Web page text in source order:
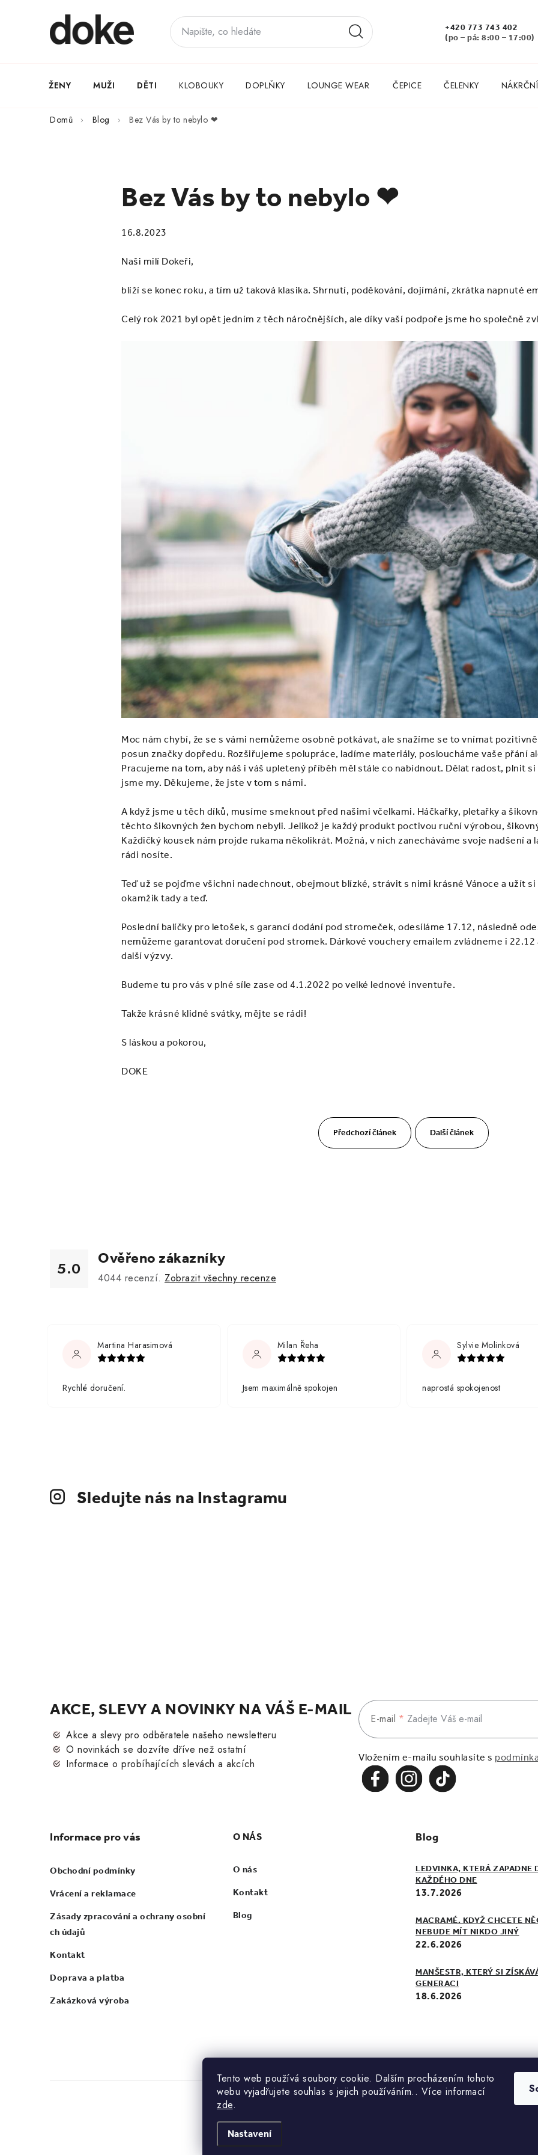
Tento web používá soubory cookie. Dalším procházením tohoto
webu vyjadřujete souhlas s jejich používáním.. Více informací
zde.
Nastavení
+420 773 743 402
(po – pá: 8:00 – 17:00)
ŽENY MUŽI DĚTI KLOBOUKY DOPLŇKY LOUNGE WEAR ČEPICE ČELENKY
Domů Blog Bez Vás by to nebylo ❤
Bez Vás by to nebylo ❤
16.8.2023
Naši milí Dokeři,
blíží se konec roku, a tím už taková klasika. Shrnutí, poděkování, dojímání, zkrátka napnuté
Celý rok 2021 byl opět jedním z těch náročnějších, ale díky vaší podpoře jsme ho společně
Moc nám chybí, že se s vámi nemůžeme osobně potkávat, ale snažíme se to vnímat
posun značky dopředu. Rozšiřujeme spolupráce, ladíme materiály, posloucháme vaše přání
Pracujeme na tom, aby náš i váš upletený příběh měl stále co nabídnout. Dělat radost, plnit
jsme my. Děkujeme, že jste v tom s námi.
A když jsme u těch díků, musíme smeknout před našimi včelkami. Háčkařky, pletařky a
těchto šikovných žen bychom nebyli. Jelikož je každý produkt poctivou ruční výrobou,
Každičký kousek nám projde rukama několikrát. Možná, v nich zanecháváme svoje nadšení a
rádi nosíte.
Teď už se pojďme všichni nadechnout, obejmout blízké, strávit s nimi krásné Vánoce a užít
okamžik tady a teď.
Poslední balíčky pro letošek, s garancí dodání pod stromeček, odesíláme 17.12, následně
nemůžeme garantovat doručení pod stromek. Dárkové vouchery emailem zvládneme i 22.12
další výzvy.
Budeme tu pro vás v plné síle zase od 4.1.2022 po velké lednové inventuře.
Takže krásné klidné svátky, mějte se rádi!
S láskou a pokorou,
DOKE
Předchozí článek Další článek
5.0 Ověřeno zákazníky
4044 recenzí. Zobrazit všechny recenze
Martina Harasimová
Rychlé doručení.
Milan Řeha
Jsem maximálně spokojen
Sylvie Molinková
naprostá spokojenost
Sledujte nás na Instagramu
AKCE, SLEVY A NOVINKY NA VÁŠ E-MAIL
Akce a slevy pro odběratele našeho newsletteru
O novinkách se dozvíte dříve než ostatní
Informace o probíhajících slevách a akcích
E-mail
Vložením e-mailu souhlasíte s
Informace pro vás
Obchodní podmínky
Vrácení a reklamace
Zásady zpracování a ochrany osobní
ch údajů
Kontakt
Doprava a platba
Zakázková výroba
O NÁS
O nás
Kontakt
Blog
Blog
LEDVINKA, KTERÁ ZAPADNE
KAŽDÉHO DNE
13.7.2026
MACRAMÉ. KDYŽ CHCETE
NEBUDE MÍT NIKDO JINÝ
22.6.2026
MANŠESTR, KTERÝ SI
GENERACI
18.6.2026